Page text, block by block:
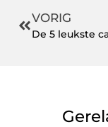
VORIG